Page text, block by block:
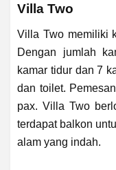
Villa Two
Villa Two memiliki
Dengan jumlah
kamar tidur dan 7
dan toilet.
pax. Villa Two
terdapat balkon
alam yang indah.